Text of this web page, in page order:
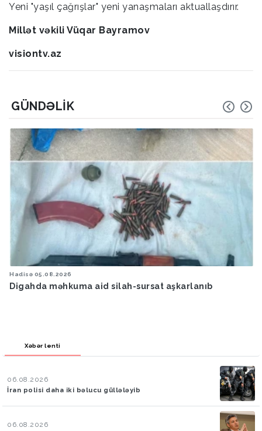
Yeni "yaşıl çağrışlar" yeni yanaşmaları aktuallaşdırır.
Millət vəkili Vüqar Bayramov
visiontv.az
GÜNDƏLIK
Hadisə 05.08.2026
Digahda məhkuma aid silah-sursat aşkarlanıb
Xəbər lenti
06.08.2026
İran polisi daha iki bəlucu güllələyib
06.08.2026